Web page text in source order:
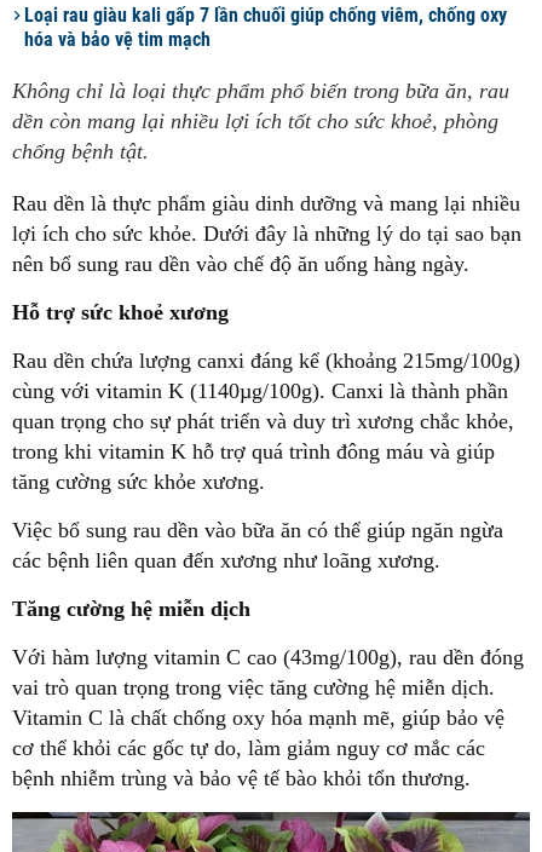
Loại rau giàu kali gấp 7 lần chuối giúp chống viêm, chống oxy
hóa và bảo vệ tim mạch
Không chỉ là loại thực phẩm phổ biến trong bữa ăn, rau
dền còn mang lại nhiều lợi ích tốt cho sức khoẻ, phòng
chống bệnh tật.
Rau dền là thực phẩm giàu dinh dưỡng và mang lại nhiều
lợi ích cho sức khỏe. Dưới đây là những lý do tại sao bạn
nên bổ sung rau dền vào chế độ ăn uống hàng ngày.
Hỗ trợ sức khoẻ xương
Rau dền chứa lượng canxi đáng kể (khoảng 215mg/100g)
cùng với vitamin K (1140µg/100g). Canxi là thành phần
quan trọng cho sự phát triển và duy trì xương chắc khỏe,
trong khi vitamin K hỗ trợ quá trình đông máu và giúp
tăng cường sức khỏe xương.
Việc bổ sung rau dền vào bữa ăn có thể giúp ngăn ngừa
các bệnh liên quan đến xương như loãng xương.
Tăng cường hệ miễn dịch
Với hàm lượng vitamin C cao (43mg/100g), rau dền đóng
vai trò quan trọng trong việc tăng cường hệ miễn dịch.
Vitamin C là chất chống oxy hóa mạnh mẽ, giúp bảo vệ
cơ thể khỏi các gốc tự do, làm giảm nguy cơ mắc các
bệnh nhiễm trùng và bảo vệ tế bào khỏi tổn thương.